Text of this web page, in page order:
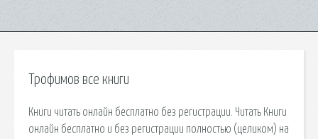
Трофимов все книги
Книги читать онлайн бесплатно без регистрации. Читать Книги
онлайн бесплатно и без регистрации полностью (целиком) на